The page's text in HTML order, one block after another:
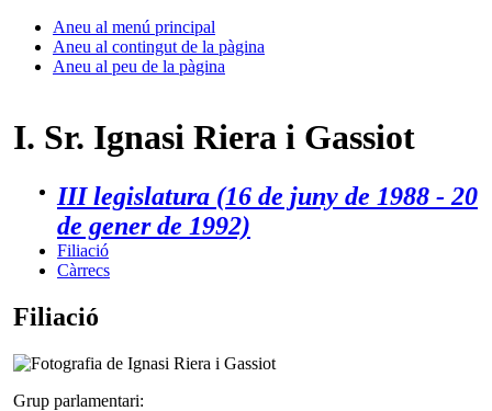
Aneu al menú principal
Aneu al contingut de la pàgina
Aneu al peu de la pàgina
I. Sr. Ignasi Riera i Gassiot
III legislatura (16 de juny de 1988 - 20
de gener de 1992)
Filiació
Càrrecs
Filiació
Grup parlamentari: